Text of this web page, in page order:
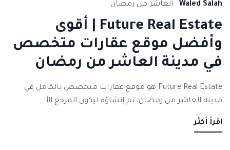
Waled Salah العاشر من رمضان
Future Real Estate | أقوى
وأفضل موقع عقارات متخصص
في مدينة العاشر من رمضان
Future Real Estate هو موقع عقارات متخصص بالكامل في
مدينة العاشر من رمضان، تم إنشاؤه ليكون المرجع الأ...
اقرأ أكثر